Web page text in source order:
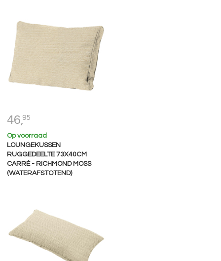
46,95
Op voorraad
LOUNGEKUSSEN
RUGGEDEELTE 73X40CM
CARRÉ - RICHMOND MOSS
(WATERAFSTOTEND)